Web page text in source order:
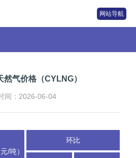
网站导航
然气价格（CYLNG）
间：2026-06-04
/吨）
环比